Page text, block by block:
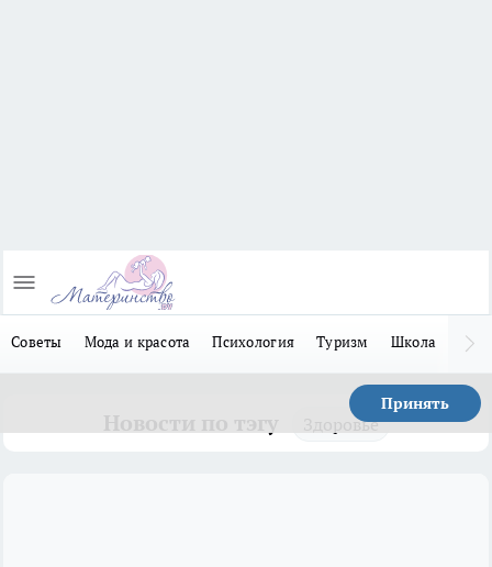
Советы Мода и красота Психология Туризм Школа
Принять
Здоровье